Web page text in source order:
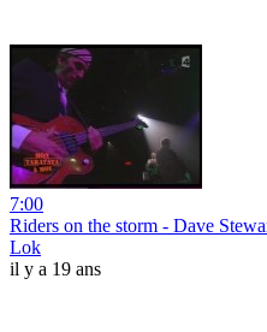
7:00
Riders on the storm - Dave
Lok
il y a 19 ans